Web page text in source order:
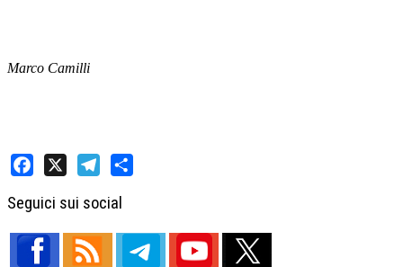
Marco Camilli
Seguici sui social